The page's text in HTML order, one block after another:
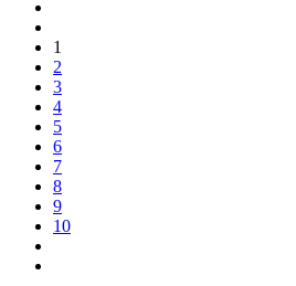
1
2
3
4
5
6
7
8
9
10